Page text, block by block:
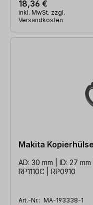
18,36 €
inkl. MwSt. zzgl.
Versandkosten
Makita
AD: 30 mm | ID: 27
RP1110C | RP0910
Art.-Nr.: MA-193338-1